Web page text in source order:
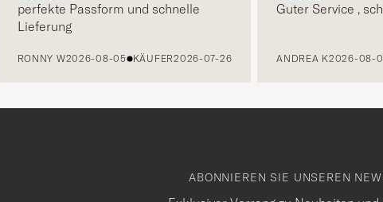
perfekte Passform und schnelle
Lieferung
RONNY W2026-08-05 KÄUFER2026-07-26
Guter Service ,
ANDREA K2026-08-05
ABONNIEREN SIE UNSEREN